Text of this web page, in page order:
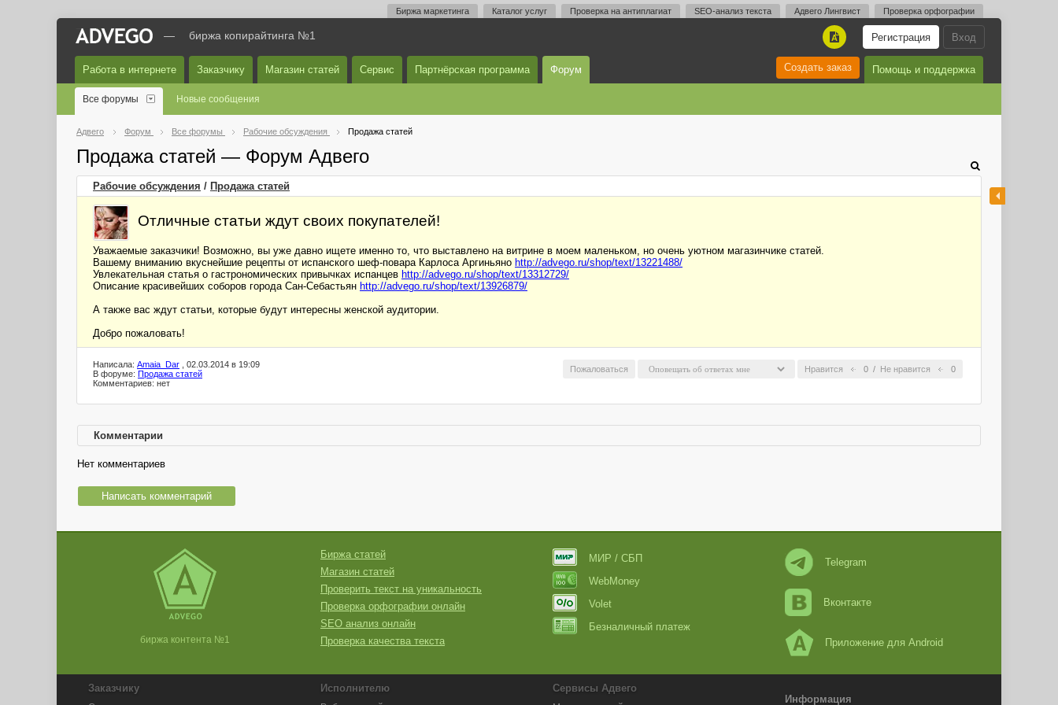
Биржа маркетинга Каталог услуг Проверка на антиплагиат SEO-анализ текста Адвего Лингвист Проверка орфографии
Вход
Регистрация
A
— биржа копирайтинга №1
Работа в интернете Заказчику Магазин статей Сервис Партнёрская программа Форум Помощь и поддержка
Создать заказ
Все форумы Новые сообщения
Адвего Форум Все форумы Рабочие обсуждения Продажа статей
Продажа статей — Форум Адвего
Рабочие обсуждения / Продажа статей
Отличные статьи ждут своих покупателей!
Уважаемые заказчики! Возможно, вы уже давно ищете именно то, что выставлено на витрине в моем маленьком, но очень уютном магазинчике статей.
Вашему вниманию вкуснейшие рецепты от испанского шеф-повара Карлоса Аргиньяно http://advego.ru/shop/text/13221488/
Увлекательная статья о гастрономических привычках испанцев http://advego.ru/shop/text/13312729/
Описание красивейших соборов города Сан-Себастьян http://advego.ru/shop/text/13926879/
А также вас ждут статьи, которые будут интересны женской аудитории.
Добро пожаловать!
Нравится 0 / Не нравится 0
Пожаловаться
Написала: Amaia_Dar , 02.03.2014 в 19:09
В форуме: Продажа статей
Комментариев: нет
Комментарии
Нет комментариев
Написать комментарий
биржа контента №1
Биржа статей
Магазин статей
Проверить текст на уникальность
Проверка орфографии онлайн
SEO анализ онлайн
Проверка качества текста
МИР / СБП
WebMoney
Volet
Безналичный платеж
Telegram
Вконтакте
Приложение для Android
Заказчику Исполнителю Сервисы Адвего
Информация